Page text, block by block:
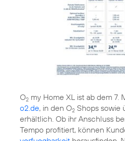
O2 my Home XL ist ab dem 7.
o2.de, in den O2 Shops sowie
erhältlich. Ob ihr Anschluss
Tempo profitiert, können